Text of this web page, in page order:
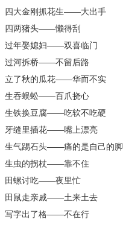
四大金刚抓花生——大出手
四两猪头——懒得刮
过年娶媳妇——双喜临门
过河拆桥——不留后路
立了秋的瓜花——华而不实
生吞蜈蚣——百爪挠心
生铁换豆腐——吃软不吃硬
牙缝里插花——嘴上漂亮
生气踢石头——痛的是自己的脚
生虫的拐杖——靠不住
田螺讨吃——夜里忙
田鼠走亲戚——土来土去
写字出了格——不在行